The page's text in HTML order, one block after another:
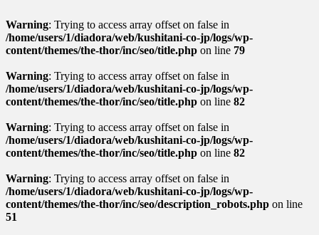
Warning: Trying to access array offset on false in
/home/users/1/diadora/web/kushitani-co-jp/logs/wp-
content/themes/the-thor/inc/seo/title.php on line 79
Warning: Trying to access array offset on false in
/home/users/1/diadora/web/kushitani-co-jp/logs/wp-
content/themes/the-thor/inc/seo/title.php on line 82
Warning: Trying to access array offset on false in
/home/users/1/diadora/web/kushitani-co-jp/logs/wp-
content/themes/the-thor/inc/seo/title.php on line 82
Warning: Trying to access array offset on false in
/home/users/1/diadora/web/kushitani-co-jp/logs/wp-
content/themes/the-thor/inc/seo/description_robots.php on line
51